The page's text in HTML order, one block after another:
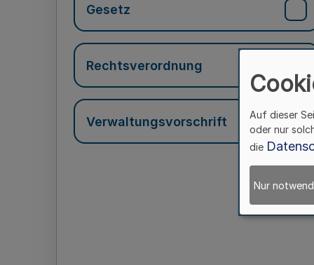
Gesetz
Rechtsverordnung
Verwaltungsvorschrift
Auf dieser
oder nur
die
Nur